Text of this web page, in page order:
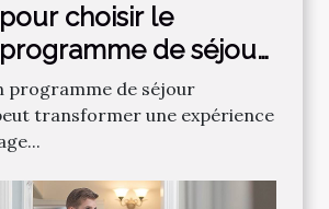
choisir le
de séjour
programme de séjour
transformer une expérience